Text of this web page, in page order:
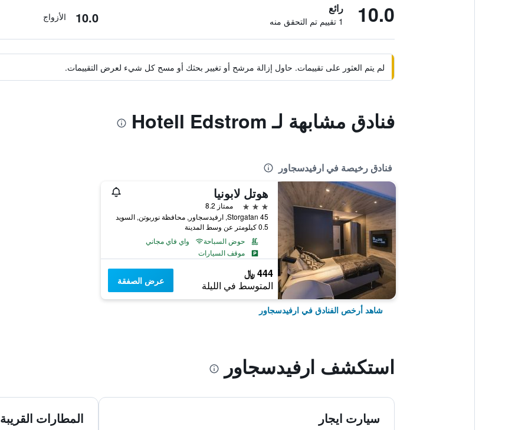
10.0 رائع
1 تقييم تم التحقق منه 10.0 الأزواج
لم يتم العثور على تقييمات. حاول إزالة مرشح أو تغيير بحثك أو مسح كل شيء لعرض التقييمات.
فنادق مشابهة لـ Hotell Edstrom
فنادق رخيصة في ارفيدسجاور
هوتل لابونيا
3 نجوم
ممتاز 8.2
Storgatan 45, ارفيدسجاور, محافظة نوربوتن, السويد
0.5 كيلومتر عن وسط المدينة
حوض السباحة
واي فاي مجاني
موقف السيارات
444 ﷼
المتوسط في الليلة عرض الصفقة
شاهد أرخص الفنادق في ارفيدسجاور
استكشف ارفيدسجاور
سيارت ايجار المطارات القريبة